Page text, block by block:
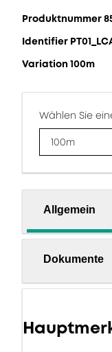
Produktnummer
Identifier
Variation 100m
Wählen Sie
100m
Allgemein
Dokumente